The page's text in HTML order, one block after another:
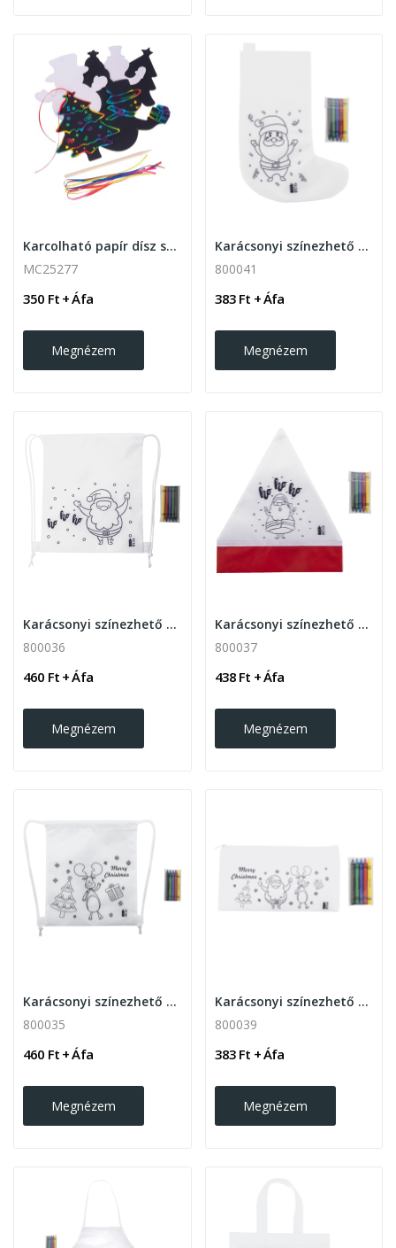
Karcolható papír dísz szett akasztóval
MC25277
350 Ft + Áfa
Megnézem
Karácsonyi színezhető zokni 5 db zsírkrétával
800041
383 Ft + Áfa
Megnézem
Karácsonyi színezhető hátizsák zsírkrétával...
800036
460 Ft + Áfa
Megnézem
Karácsonyi színezhető Mikulás sapka zsírkrétával
800037
438 Ft + Áfa
Megnézem
Karácsonyi színezhető hátizsák zsírkrétával
800035
460 Ft + Áfa
Megnézem
Karácsonyi színezhető cipzáras tolltartó...
800039
383 Ft + Áfa
Megnézem